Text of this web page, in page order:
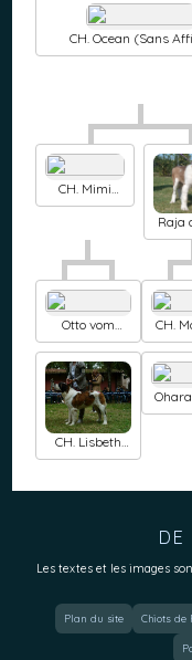
CH. Ocean (Sans
CH. Mimi
(Sans Affixe)
Raja
Otto vom
malinvern
CH. Lisbeth
vom
CH.
Les textes et les images
Plan du site Chiots de